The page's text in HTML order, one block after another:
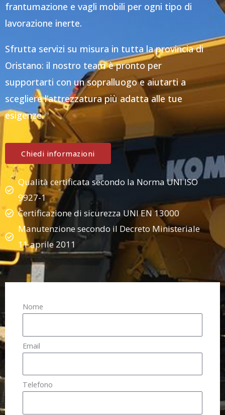
frantumazione e vagli mobili per ogni tipo di
lavorazione inerte.
Sfrutta servizi su misura in tutta la provincia di
Oristano: il nostro team è pronto per
supportarti con un sopralluogo e aiutarti a
scegliere l’attrezzatura più adatta alle tue
esigenze.
Chiedi informazioni
Qualità certificata secondo la Norma UNI ISO
9927-1
Certificazione di sicurezza UNI EN 13000
Manutenzione secondo il Decreto Ministeriale
11 aprile 2011
Nome
Email
Telefono